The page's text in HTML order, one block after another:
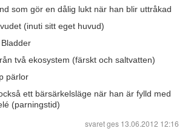
som gör en dålig lukt när han blir uttråkad
(inuti sitt eget huvud)
två ekosystem (färskt och saltvatten)
pärlor
ett bärsärkelsläge när han är fylld med
(parningstid)
svaret ges 13.06.2012 12:16